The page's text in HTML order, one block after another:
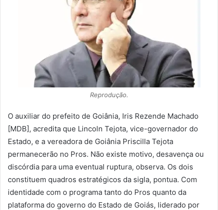
Reprodução.
O auxiliar do prefeito de Goiânia, Iris Rezende Machado
[MDB], acredita que Lincoln Tejota, vice-governador do
Estado, e a vereadora de Goiânia Priscilla Tejota
permanecerão no Pros. Não existe motivo, desavença ou
discórdia para uma eventual ruptura, observa. Os dois
constituem quadros estratégicos da sigla, pontua. Com
identidade com o programa tanto do Pros quanto da
plataforma do governo do Estado de Goiás, liderado por